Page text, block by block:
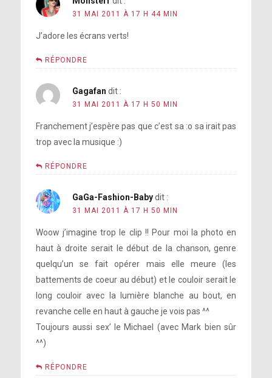
31 MAI 2011 À 17 H 44 MIN
J’adore les écrans verts!
RÉPONDRE
Gagafan dit :
31 MAI 2011 À 17 H 50 MIN
Franchement j’espère pas que c’est sa :o sa irait pas
trop avec la musique :)
RÉPONDRE
GaGa-Fashion-Baby dit :
31 MAI 2011 À 17 H 50 MIN
Woow j’imagine trop le clip !! Pour moi la photo en
haut à droite serait le début de la chanson, genre
quelqu’un se fait opérer mais elle meure (les
battements de coeur au début) et le couloir serait le
long couloir avec la lumière blanche au bout, en
revanche celle en haut à gauche je vois pas ^^
Toujours aussi sex’ le Michael (avec Mark bien sûr
^^)
RÉPONDRE